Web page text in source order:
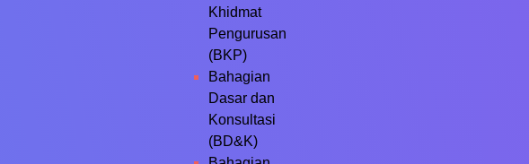
Khidmat
Pengurusan
(BKP)
Bahagian
Dasar dan
Konsultasi
(BD&K)